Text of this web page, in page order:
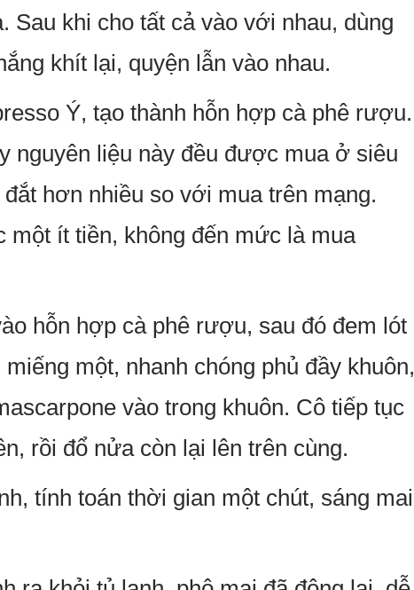
Sau khi cho tất cả vào với nhau, dùng
khít lại, quyện lẫn vào nhau.
Ý, tạo thành hỗn hợp cà phê rượu.
nguyên liệu này đều được mua ở siêu
hơn nhiều so với mua trên mạng.
ít tiền, không đến mức là mua
hỗn hợp cà phê rượu, sau đó đem lót
một, nhanh chóng phủ đầy khuôn,
vào trong khuôn. Cô tiếp tục
rồi đổ nửa còn lại lên trên cùng.
tính toán thời gian một chút, sáng mai